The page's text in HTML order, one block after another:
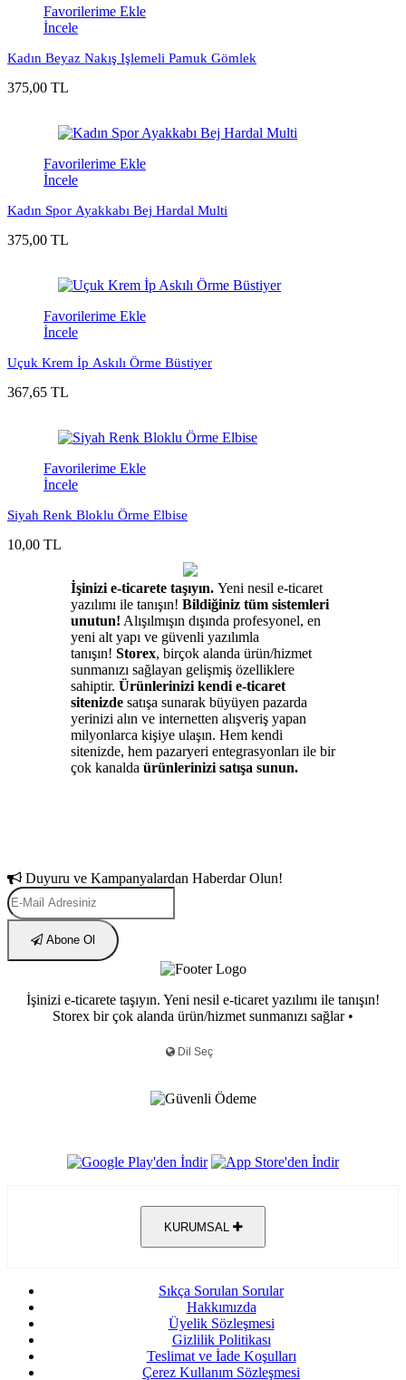
Favorilerime Ekle
İncele
Kadın Beyaz Nakış Işlemeli Pamuk Gömlek
375,00 TL
Favorilerime Ekle
İncele
Kadın Spor Ayakkabı Bej Hardal Multi
375,00 TL
Favorilerime Ekle
İncele
Uçuk Krem İp Askılı Örme Büstiyer
367,65 TL
Favorilerime Ekle
İncele
Siyah Renk Bloklu Örme Elbise
10,00 TL
İşinizi e-ticarete taşıyın. Yeni nesil e-ticaret
yazılımı ile tanışın! Bildiğiniz tüm sistemleri
unutun! Alışılmışın dışında profesyonel, en
yeni alt yapı ve güvenli yazılımla
tanışın! Storex, birçok alanda ürün/hizmet
sunmanızı sağlayan gelişmiş özelliklere
sahiptir. Ürünlerinizi kendi e-ticaret
sitenizde satışa sunarak büyüyen pazarda
yerinizi alın ve internetten alışveriş yapan
milyonlarca kişiye ulaşın. Hem kendi
sitenizde, hem pazaryeri entegrasyonları ile bir
çok kanalda ürünlerinizi satışa sunun.
Duyuru ve Kampanyalardan Haberdar Olun!
Abone Ol
İşinizi e-ticarete taşıyın. Yeni nesil e-ticaret yazılımı ile tanışın!
Storex bir çok alanda ürün/hizmet sunmanızı sağlar •
KURUMSAL
Sıkça Sorulan Sorular
Hakkımızda
Üyelik Sözleşmesi
Gizlilik Politikası
Teslimat ve İade Koşulları
Çerez Kullanım Sözleşmesi